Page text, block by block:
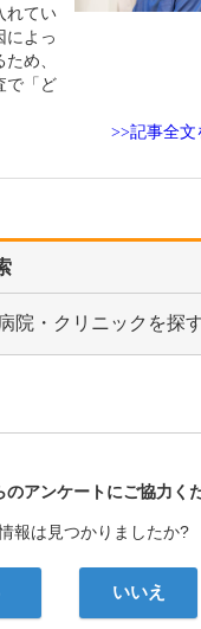
院・クリニックを探
なび
のアンケートにご協力く
報は見つかりましたか?
いいえ
れてい
によっ
め、
で「ど
>>記事全文